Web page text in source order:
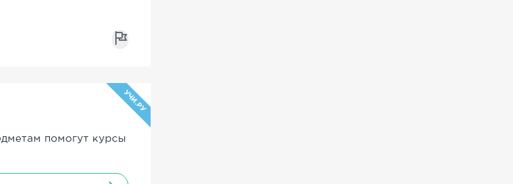
УЧИ.РУ
помогут курсы